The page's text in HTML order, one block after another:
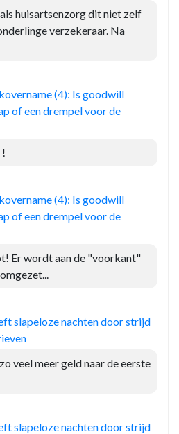
huisartsenzorg dit niet zelf
verzekeraar. Na
(4): Is goodwill
of een drempel voor de
(4): Is goodwill
of een drempel voor de
Er wordt aan de "voorkant"
slapeloze nachten door strijd
veel meer geld naar de eerste
slapeloze nachten door strijd